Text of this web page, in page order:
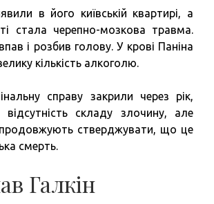
в його київській квартирі, а
стала черепно-мозкова травма.
і розбив голову. У крові Паніна
кількість алкоголю.
справу закрили через рік,
складу злочину, але
продовжують стверджувати, що це
смерть.
Галкін